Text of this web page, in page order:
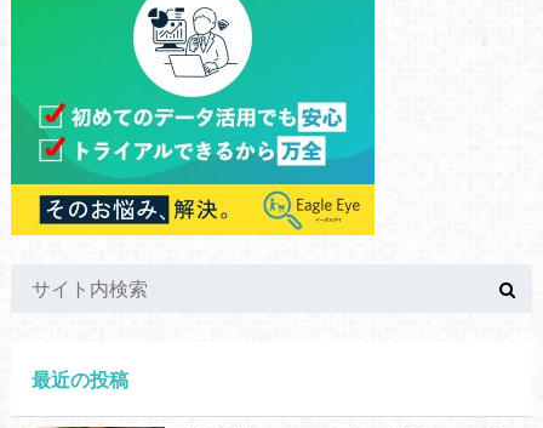
最近の投稿